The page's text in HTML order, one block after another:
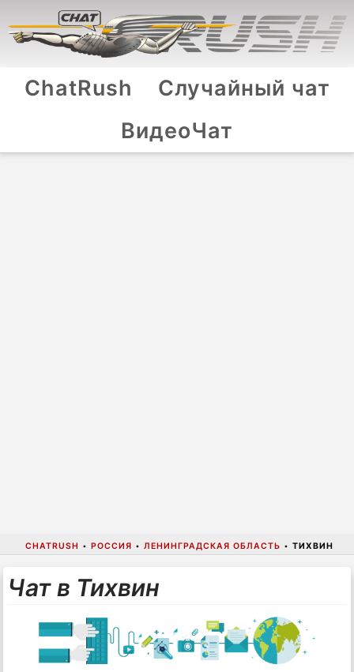
ChatRush
Случайный чат
ВидеоЧат
CHATRUSH • РОССИЯ • ЛЕНИНГРАДСКАЯ ОБЛАСТЬ • ТИХВИН
Чат в Тихвин